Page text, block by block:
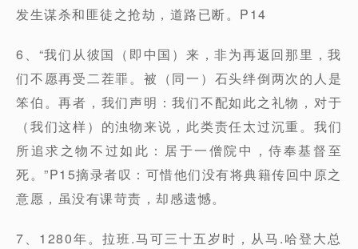
发生谋杀和匪徒之抢劫，道路已断。P14
6、“我们从彼国（即中国）来，非为再返回那里，我
们不愿再受二茬罪。被（同一）石头绊倒两次的人是
笨伯。再者，我们声明：我们不配如此之礼物，对于
（我们这样）的浊物来说，此类责任太过沉重。我们
所追求之物不过如此：居于一僧院中，侍奉基督至
死。”P15摘录者叹：可惜他们没有将典籍传回中原之
意愿，虽没有课苛责，却感遗憾。
7、1280年。拉班.马可三十五岁时，从马.哈登大总